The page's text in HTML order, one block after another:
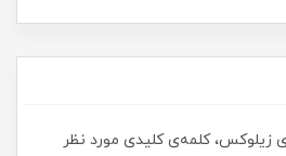
زیلوکس، کلمه‌ی کلیدی مورد نظر